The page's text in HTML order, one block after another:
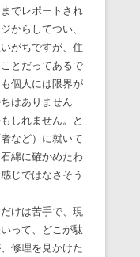
でレポートされ
からしてつい、
がちですが、住
とだってあるで
個人には限界が
はありません
しれません。と
など）に就いて
綿に確かめたわ
じではなさそう
けは苦手で、現
って、どこが駄
修理を見かけた